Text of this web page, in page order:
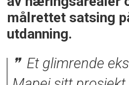
målrettet satsing
utdanning.
Et glimrende